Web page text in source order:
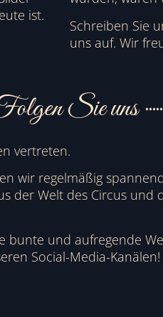
ist.
Schreiben Sie
uns auf. Wir
Sie uns
vertreten.
wir regelmäßig
der Welt des Circus und
bunte und aufregende
Social-Media-Kanälen!